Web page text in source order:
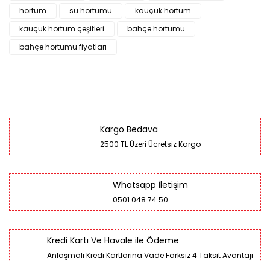
hortum
su hortumu
kauçuk hortum
kauçuk hortum çeşitleri
bahçe hortumu
bahçe hortumu fiyatları
Kargo Bedava
2500 TL Üzeri Ücretsiz Kargo
Whatsapp İletişim
0501 048 74 50
Kredi Kartı Ve Havale ile Ödeme
Anlaşmalı Kredi Kartlarına Vade Farksız 4 Taksit Avantajı